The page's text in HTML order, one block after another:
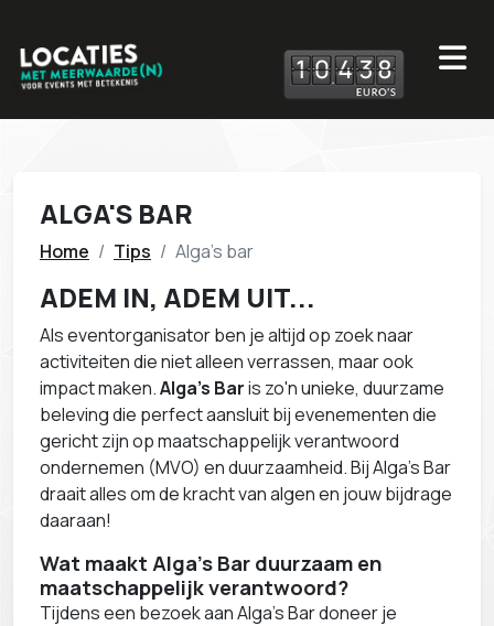
10 438
ALGA'S BAR
Home Tips Alga's bar
ADEM IN, ADEM UIT...
Als eventorganisator ben je altijd op zoek naar
activiteiten die niet alleen verrassen, maar ook
impact maken.Alga’s Baris zo'n unieke, duurzame
beleving die perfect aansluit bij evenementen die
gericht zijn op maatschappelijk verantwoord
ondernemen (MVO) en duurzaamheid. Bij Alga’s Bar
draait alles om de kracht van algen en jouw bijdrage
daaraan!
Wat maakt Alga’s Bar duurzaam en
maatschappelijk verantwoord?
Tijdens een bezoek aan Alga’s Bar doneer je